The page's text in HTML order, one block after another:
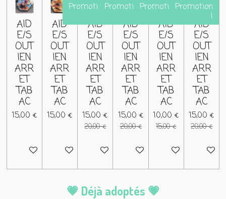
AID
E/S
OUT
IEN
ARR
ET
TAB
AC
15,00 €
Ajouter au panier
AID
E/S
OUT
IEN
ARR
ET
TAB
AC
15,00 €
Ajouter au panier
Promotion
AID
E/S
OUT
IEN
ARR
ET
TAB
AC
15,00 €
20,00 €
Ajouter au panier
Promotion
AID
E/S
OUT
IEN
ARR
ET
TAB
AC
15,00 €
20,00 €
Ajouter au panier
Promotion
AID
E/S
OUT
IEN
ARR
ET
TAB
AC
10,00 €
15,00 €
Ajouter au panier
Promotion
!
AID
E/S
OUT
IEN
ARR
ET
TAB
AC
15,00 €
20,00 €
💗 Déjà adoptés 💗